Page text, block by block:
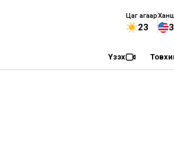
Цаг агаар
23
Ханш
Үзэх